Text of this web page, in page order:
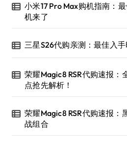
小米17 Pro Max购机指南：
机来了
三星S26代购亲测：最佳入
荣耀Magic8 RSR代购速报：
点抢先解析！
荣耀Magic8 RSR代购速报：
战组合